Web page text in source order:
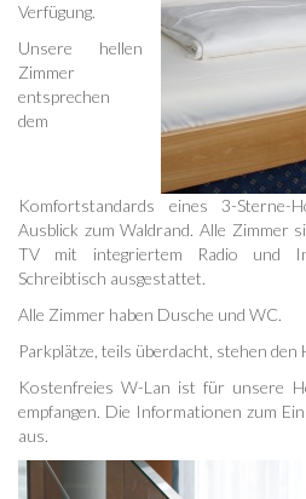
Verfügung.
Unsere hellen
Zimmer
entsprechen
dem
Komfortstandards eines 3-
Ausblick zum Waldrand. Alle Zimmer
TV mit integriertem Radio und
Schreibtisch ausgestattet.
Alle Zimmer haben Dusche und WC.
Parkplätze, teils überdacht, stehen den
Kostenfreies W-Lan ist für unsere
empfangen. Die Informationen zum
aus.